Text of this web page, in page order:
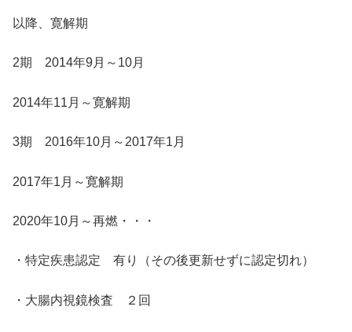
以降、寛解期
2期 2014年9月～10月
2014年11月～寛解期
3期 2016年10月～2017年1月
2017年1月～寛解期
2020年10月～再燃・・・
・特定疾患認定 有り（その後更新せずに認定切れ）
・大腸内視鏡検査 ２回